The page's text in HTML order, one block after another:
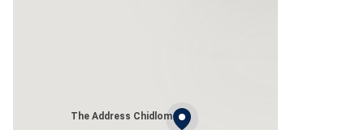
The Address Chidlom